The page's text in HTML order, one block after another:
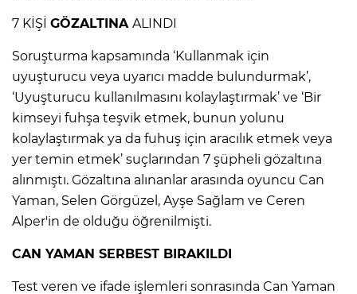
7 KİŞİ GÖZALTINA ALINDI
Soruşturma kapsamında ‘Kullanmak için
uyuşturucu veya uyarıcı madde bulundurmak’,
‘Uyuşturucu kullanılmasını kolaylaştırmak’ ve ‘Bir
kimseyi fuhşa teşvik etmek, bunun yolunu
kolaylaştırmak ya da fuhuş için aracılık etmek veya
yer temin etmek’ suçlarından 7 şüpheli gözaltına
alınmıştı. Gözaltına alınanlar arasında oyuncu Can
Yaman, Selen Görgüzel, Ayşe Sağlam ve Ceren
Alper'in de olduğu öğrenilmişti.
CAN YAMAN SERBEST BIRAKILDI
Test veren ve ifade işlemleri sonrasında Can Yaman